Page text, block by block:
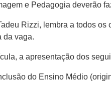
e Pedagogia deverão
Rizzi, lembra a todos
da vaga.
a apresentação dos
do Ensino Médio